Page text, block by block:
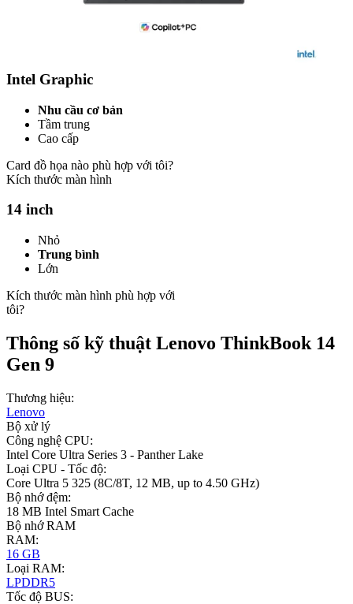
4K Ultra HD
So sánh độ phân giải màn hình
Intel Graphic
Nhu cầu cơ bản
Tầm trung
Cao cấp
Card đồ họa nào phù hợp với tôi?
Kích thước màn hình
14 inch
Nhỏ
Trung bình
Lớn
Kích thước màn hình phù hợp với
tôi?
Thông số kỹ thuật Lenovo ThinkBook 14
Gen 9
Thương hiệu:
Lenovo
Bộ xử lý
Công nghệ CPU:
Intel Core Ultra Series 3 - Panther Lake
Loại CPU - Tốc độ:
Core Ultra 5 325 (8C/8T, 12 MB, up to 4.50 GHz)
Bộ nhớ đệm:
18 MB Intel Smart Cache
Bộ nhớ RAM
RAM:
16 GB
Loại RAM:
LPDDR5
Tốc độ BUS: